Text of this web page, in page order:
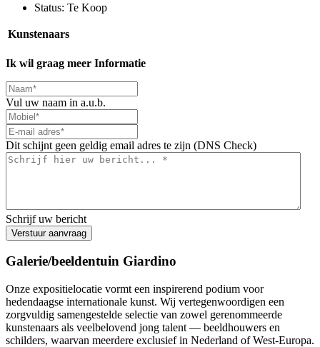
Status: Te Koop
Kunstenaars
Ik wil graag meer Informatie
Vul uw naam in a.u.b.
Dit schijnt geen geldig email adres te zijn (DNS Check)
Schrijf uw bericht
Verstuur aanvraag
Galerie/beeldentuin Giardino
Onze expositielocatie vormt een inspirerend podium voor
hedendaagse internationale kunst. Wij vertegenwoordigen een
zorgvuldig samengestelde selectie van zowel gerenommeerde
kunstenaars als veelbelovend jong talent — beeldhouwers en
schilders, waarvan meerdere exclusief in Nederland of West-Europa.